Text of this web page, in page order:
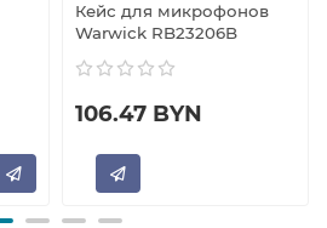
Кейс для микрофонов
Warwick RB23206B
106.47 BYN